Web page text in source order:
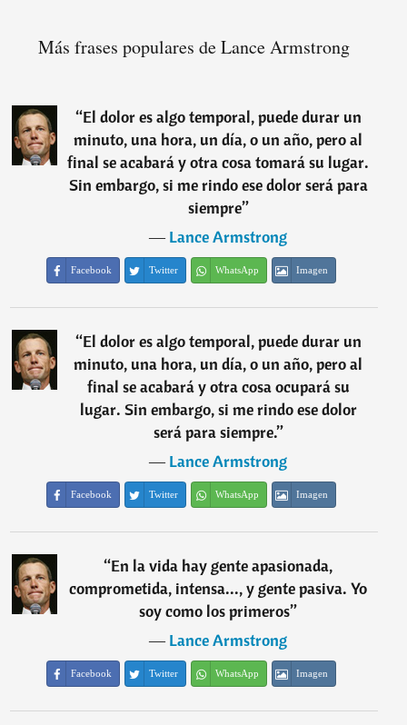
Más frases populares de Lance Armstrong
“El dolor es algo temporal, puede durar un
minuto, una hora, un día, o un año, pero al
final se acabará y otra cosa tomará su lugar.
Sin embargo, si me rindo ese dolor será para
siempre”
―Lance Armstrong
Facebook Twitter WhatsApp Imagen
“El dolor es algo temporal, puede durar un
minuto, una hora, un día, o un año, pero al
final se acabará y otra cosa ocupará su
lugar. Sin embargo, si me rindo ese dolor
será para siempre.”
―Lance Armstrong
Facebook Twitter WhatsApp Imagen
“En la vida hay gente apasionada,
comprometida, intensa..., y gente pasiva. Yo
soy como los primeros”
―Lance Armstrong
Facebook Twitter WhatsApp Imagen